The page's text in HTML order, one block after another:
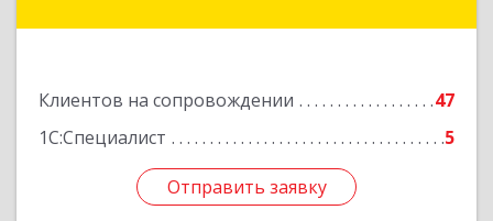
Клиентов на сопровождении
47
1С:Специалист
5
Отправить заявку
Отправить заявку